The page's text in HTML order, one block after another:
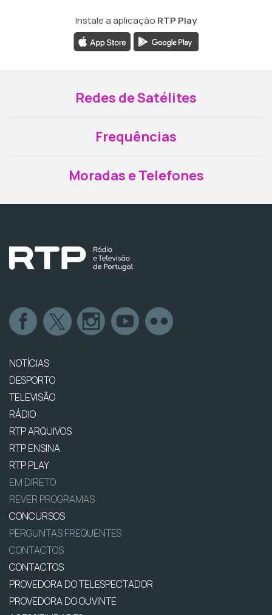
Instale a aplicação RTP Play
Redes de Satélites
Frequências
Moradas e Telefones
NOTÍCIAS
DESPORTO
TELEVISÃO
RÁDIO
RTP ARQUIVOS
RTP ENSINA
RTP PLAY
EM DIRETO
REVER PROGRAMAS
CONCURSOS
PERGUNTAS FREQUENTES
CONTACTOS
CONTACTOS
PROVEDORA DO TELESPECTADOR
PROVEDORA DO OUVINTE